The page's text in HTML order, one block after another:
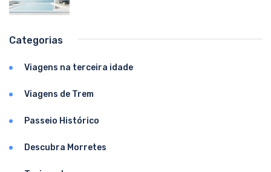
Categorias
Viagens na terceira idade
Viagens de Trem
Passeio Histórico
Descubra Morretes